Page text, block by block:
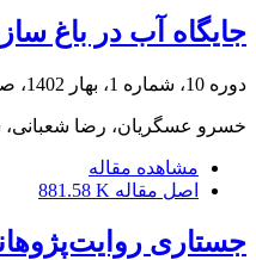
جایگاه آب در باغ
دوره 10، شماره 1، بهار 1402، صفحه
خسرو عسگریان، رضا
مشاهده مقاله
اصل مقاله 881.58 K
جستاری